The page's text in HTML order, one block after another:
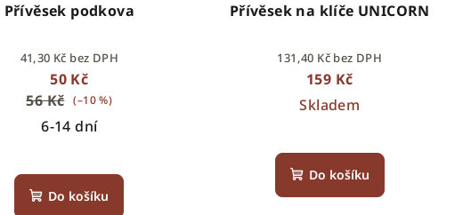
Přívěsek podkova
41,30 Kč bez DPH
50 Kč
56 Kč (–10 %)
6-14 dní
Do košíku
Přívěsek na klíče UNICORN
131,40 Kč bez DPH
159 Kč
Skladem
Do košíku